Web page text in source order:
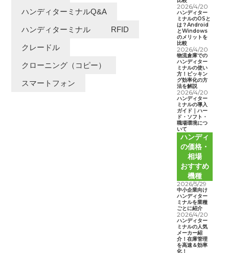
ハンディターミナルQ&A
ハンディターミナル RFID
クレードル
クローニング（コピー）
スマートフォン
2026/4/20
ハンディター
ミナルのOSと
は？Android
とWindows
のメリットを
比較
2026/4/20
物流倉庫での
ハンディター
ミナルの使い
方！ピッキン
グ効率化の方
法を解説
2026/4/20
ハンディター
ミナルの導入
ガイド｜ハー
ド・ソフト・
職場環境につ
いて
ハンディ
の価格・
相場
おすすめ
機種
2026/5/29
中小企業向け
ハンディター
ミナルを業種
ごとに紹介
2026/4/20
ハンディター
ミナルの人気
メーカー紹
介！在庫管理
を高速＆効率
化！